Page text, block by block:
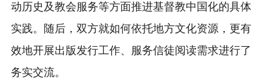
动历史及教会服务等方面推进基督教中国化的具体
实践。随后，双方就如何依托地方文化资源，更有
效地开展出版发行工作、服务信徒阅读需求进行了
务实交流。